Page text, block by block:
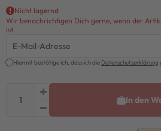
Nicht lagernd
Wir benachrichtigen Dich gerne, wenn der
ist.
Hiermit bestätige ich, dass ich die Daten­schutz­erklärung
In den